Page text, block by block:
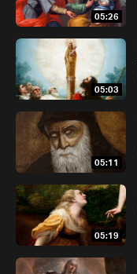
05:26
05:03
05:11
05:19